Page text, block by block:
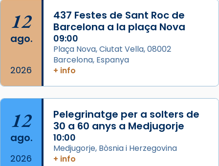
Acompanyant la història de sant Cugat, a
partir de l’Edat Mitjana sorgeix la tradició
que les santes Juliana (“relatiu a Júlia”) i
Semproniana (“relatiu a Semprònia =
eterna”) són deixebles seves. I l’any 1667, el
frare Joan Gaspar Roig, afirma en una obra
que les santes són filles de l’antiga Iluro.
Mataró en reivindicarà les relíq
Foto
View on Facebook ·
12
ago.
2026
437 Festes de Sant Roc de
Barcelona a la plaça Nova
09:00
Plaça Nova, Ciutat Vella, 08002
Barcelona, Espanya
+ info
12
ago.
2026
Pelegrinatge per a solters de
30 a 60 anys a Medjugorje
10:00
Medjugorje, Bòsnia i Herzegovina
+ info